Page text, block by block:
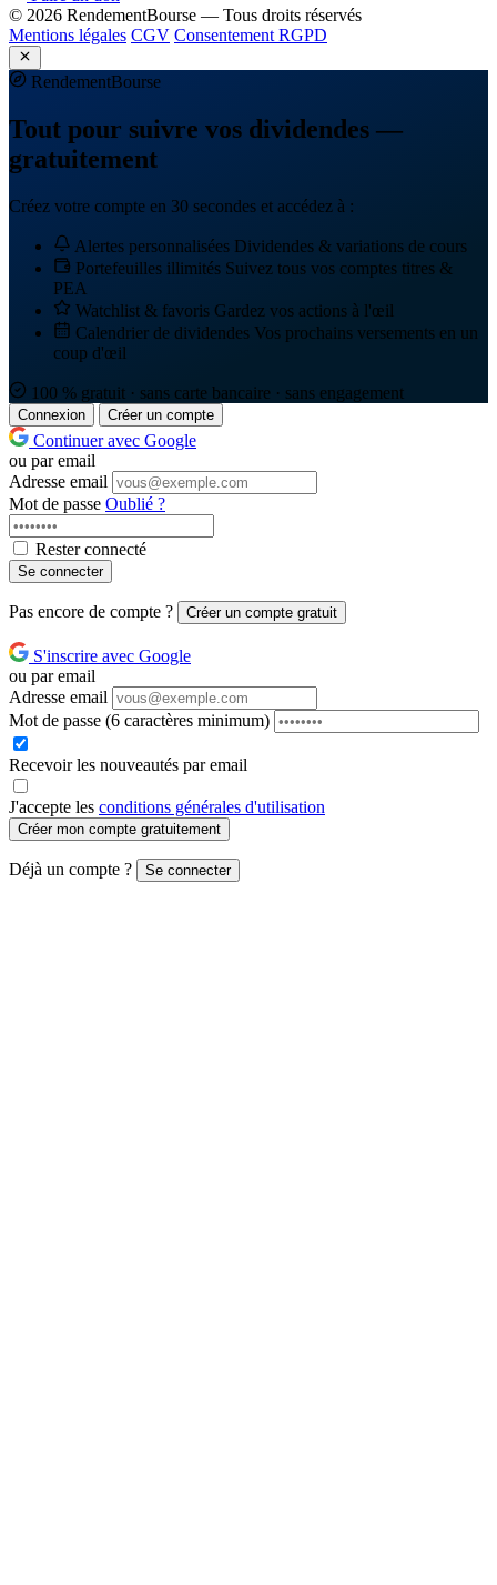
© 2026 RendementBourse — Tous droits réservés
Mentions légales CGV Consentement RGPD
RendementBourse
Tout pour suivre vos dividendes —
gratuitement
Créez votre compte en 30 secondes et accédez à :
Alertes personnalisées Dividendes & variations de cours
Portefeuilles illimités Suivez tous vos comptes titres &
PEA
Watchlist & favoris Gardez vos actions à l'œil
Calendrier de dividendes Vos prochains versements en un
coup d'œil
100 % gratuit · sans carte bancaire · sans engagement
Connexion Créer un compte
Continuer avec Google
ou par email
Adresse email
Mot de passe Oublié ?
Rester connecté
Se connecter
Pas encore de compte ? Créer un compte gratuit
S'inscrire avec Google
ou par email
Adresse email
Mot de passe (6 caractères minimum)
Recevoir les nouveautés par email
J'accepte les conditions générales d'utilisation
Créer mon compte gratuitement
Déjà un compte ? Se connecter